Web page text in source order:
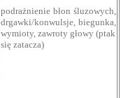
podrażnienie błon śluzowych,
drgawki/konwulsje, biegunka,
wymioty, zawroty głowy (ptak
się zatacza)